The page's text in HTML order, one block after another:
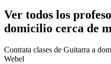
Ver todos los
domicilio cerca de
Contrata clases de Guitarra a
Webel